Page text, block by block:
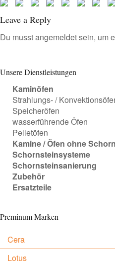
Leave a Reply
Du musstangemeldetsein, um
Unsere Dienstleistungen
Kaminöfen
Strahlungs- /
Speicheröfen
wasserführende Öfen
Pelletöfen
Kamine / Öfen ohne
Schornsteinsysteme
Schornsteinsanierung
Zubehör
Ersatzteile
Preminum Marken
Cera
Lotus